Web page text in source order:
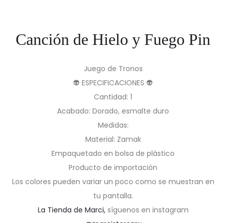
Canción de Hielo y Fuego Pin
Juego de Tronos
👽 ESPECIFICACIONES 👽
Cantidad: 1
Acabado: Dorado, esmalte duro
Medidas:
Material: Zamak
Empaquetado en bolsa de plástico
Producto de importación
Los colores pueden variar un poco como se muestran en
tu pantalla.
La Tienda de Marci, síguenos en instagram